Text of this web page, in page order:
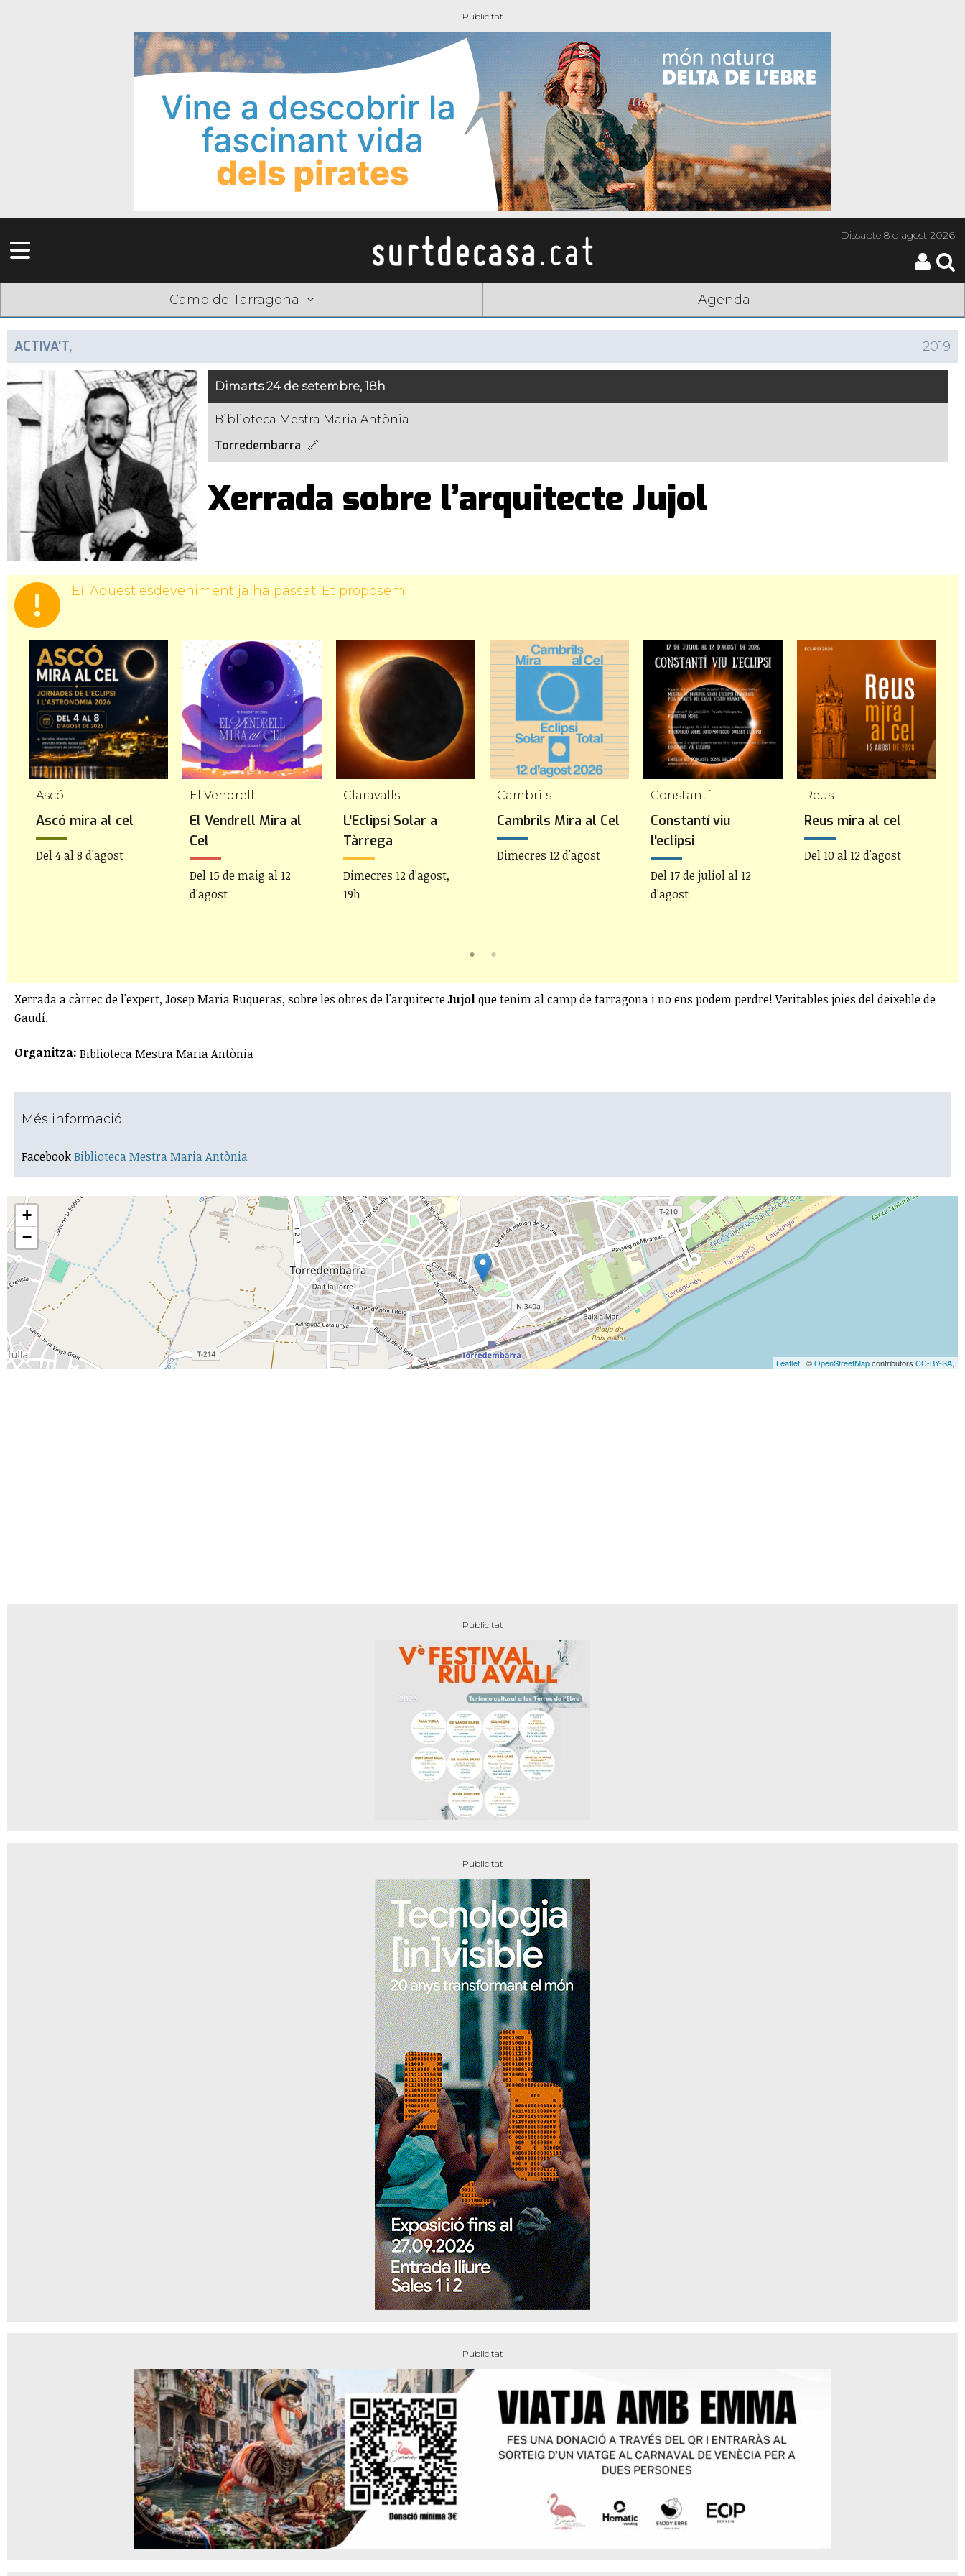
Dissabte8 d’agost 2026
Camp de Tarragona Agenda
ACTIVA'T, 2019
Dimarts 24 de setembre, 18h
Biblioteca Mestra Maria Antònia
Torredembarra
Xerrada sobre l’arquitecte Jujol
Ei! Aquest esdeveniment ja ha passat. Et proposem:
Ascó
Ascó mira al cel
Del 4 al 8 d'agost
El Vendrell
El Vendrell Mira al
Cel
Del 15 de maig al 12
d'agost
Claravalls
L'Eclipsi Solar a
Tàrrega
Dimecres 12 d'agost,
19h
Cambrils
Cambrils Mira al Cel
Dimecres 12 d'agost
Constantí
Constantí viu
l'eclipsi
Del 17 de juliol al 12
d'agost
Reus
Reus mira al cel
Del 10 al 12 d'agost
Xerrada a càrrec de l'expert, Josep Maria Buqueras, sobre les obres de l'arquitecteJujolque tenim al camp de tarragona i no ens podem perdre! Veritables joies del deixeble de
Gaudí.
Organitza: Biblioteca Mestra Maria Antònia
Més informació:
FacebookBiblioteca Mestra Maria Antònia
+
−
Leaflet | ©OpenStreetMapcontributors CC-BY-SA,